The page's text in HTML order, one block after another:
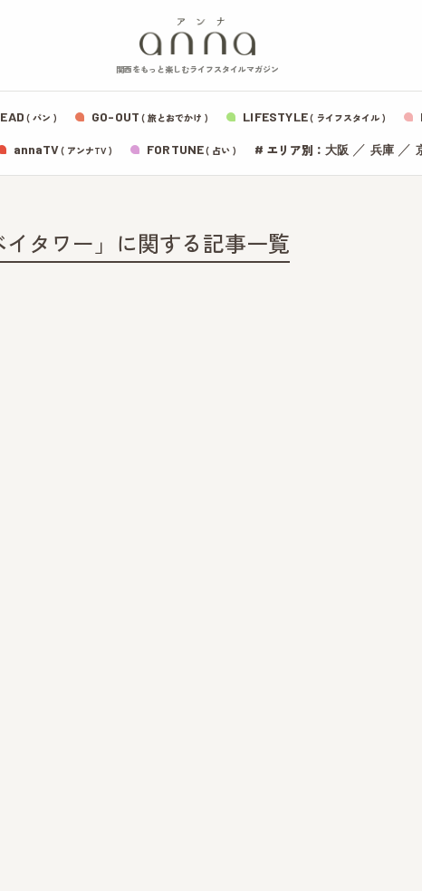
関西をもっと楽しむライフスタイルマガジン
( パン ) GO-OUT ( 旅とおでかけ ) LIFESTYLE( ライフスタイル )
annaTV( アンナTV ) FORTUNE( 占い ) # エリア別： 大阪 ／ 兵庫／
イタワー」に関する記事一覧